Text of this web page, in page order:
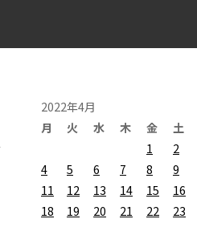
2022年4月
月
火 水 木 金 土
1
2
4
5 6 7 8 9
11
12 13 14 15 16
18
19 20 21 22 23